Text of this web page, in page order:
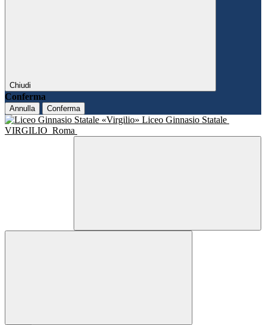
Chiudi
Conferma
Annulla Conferma
Liceo Ginnasio Statale
VIRGILIO Roma